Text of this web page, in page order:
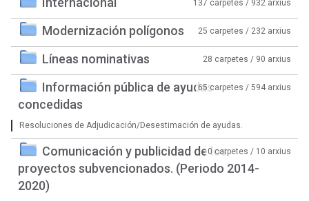
137 carpetes / 932 arxius
Modernización polígonos 25 carpetes / 232 arxius
Líneas nominativas 28 carpetes / 90 arxius
Información pública de ayudas
concedidas
65 carpetes / 594 arxius
Resoluciones de Adjudicación/Desestimación de ayudas.
Comunicación y publicidad de los
proyectos subvencionados. (Periodo 2014-
2020)
0 carpetes / 10 arxius